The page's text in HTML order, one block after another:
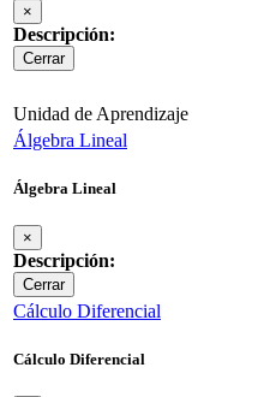
×
Descripción:
Cerrar
Unidad de Aprendizaje
Álgebra Lineal
Álgebra Lineal
×
Descripción:
Cerrar
Cálculo Diferencial
Cálculo Diferencial